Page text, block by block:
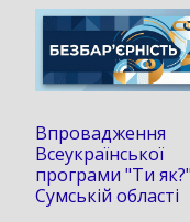
Впровадження
Всеукраїнської
програми "Ти
Сумській області